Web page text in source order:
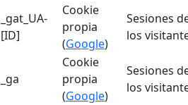
_gat_UA-
[ID]
Cookie
propia
(Google)
Sesiones
los
_ga
Cookie
propia
(Google)
Sesiones
los